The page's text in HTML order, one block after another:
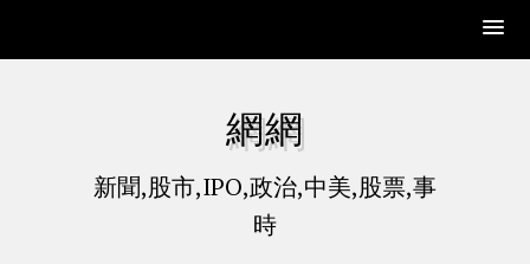
網網
新聞,股市,IPO,政治,中美,股票,事
時